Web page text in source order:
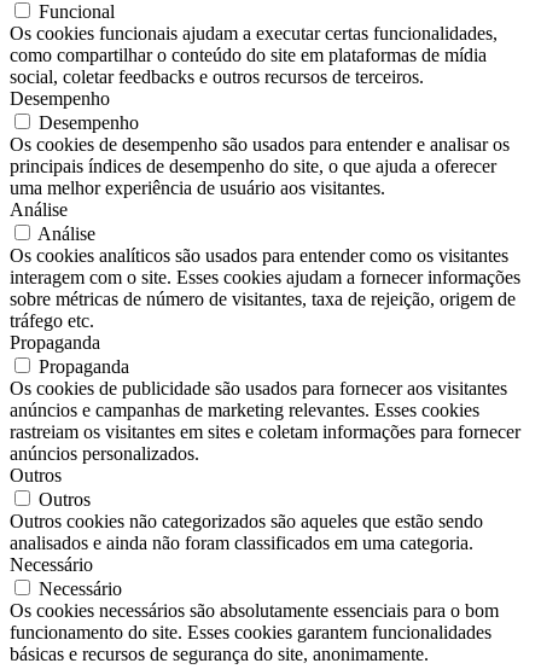
Funcional
Os cookies funcionais ajudam a executar certas funcionalidades,
como compartilhar o conteúdo do site em plataformas de mídia
social, coletar feedbacks e outros recursos de terceiros.
Desempenho
Desempenho
Os cookies de desempenho são usados ​​para entender e analisar os
principais índices de desempenho do site, o que ajuda a oferecer
uma melhor experiência de usuário aos visitantes.
Análise
Análise
Os cookies analíticos são usados ​​para entender como os visitantes
interagem com o site. Esses cookies ajudam a fornecer informações
sobre métricas de número de visitantes, taxa de rejeição, origem de
tráfego etc.
Propaganda
Propaganda
Os cookies de publicidade são usados ​​para fornecer aos visitantes
anúncios e campanhas de marketing relevantes. Esses cookies
rastreiam os visitantes em sites e coletam informações para fornecer
anúncios personalizados.
Outros
Outros
Outros cookies não categorizados são aqueles que estão sendo
analisados ​​e ainda não foram classificados em uma categoria.
Necessário
Necessário
Os cookies necessários são absolutamente essenciais para o bom
funcionamento do site. Esses cookies garantem funcionalidades
básicas e recursos de segurança do site, anonimamente.